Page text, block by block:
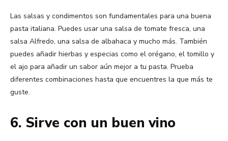
Las salsas y condimentos son fundamentales para una buena
pasta italiana. Puedes usar una salsa de tomate fresca, una
salsa Alfredo, una salsa de albahaca y mucho más. También
puedes añadir hierbas y especias como el orégano, el tomillo y
el ajo para añadir un sabor aún mejor a tu pasta. Prueba
diferentes combinaciones hasta que encuentres la que más te
guste.
6. Sirve con un buen vino